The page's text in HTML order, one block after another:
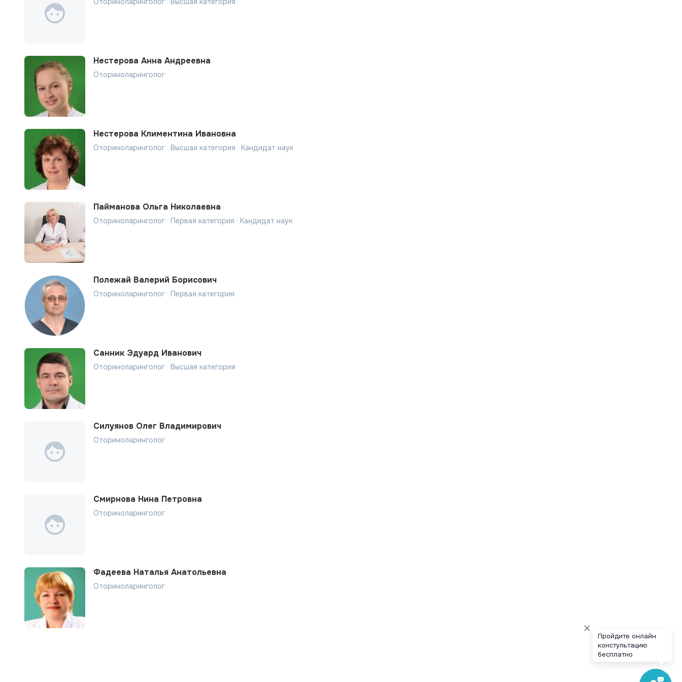
Нестерова Анна Андреевна
Оториноларинголог
Нестерова Климентина Ивановна
Оториноларинголог · Высшая категория · Кандидат наук
Пайманова Ольга Николаевна
Оториноларинголог · Первая категория · Кандидат наук
Полежай Валерий Борисович
Оториноларинголог · Первая категория
Санник Эдуард Иванович
Оториноларинголог · Высшая категория
Силуянов Олег Владимирович
Оториноларинголог
Смирнова Нина Петровна
Оториноларинголог
Фадеева Наталья Анатольевна
Оториноларинголог
Пройдите онлайн
констультацию
бесплатно